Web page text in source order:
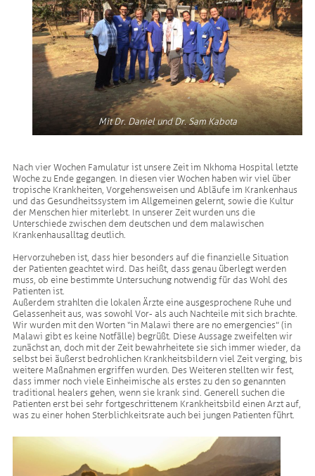
Mit Dr. Daniel und Dr. Sam Kabota
Nach vier Wochen Famulatur ist unsere Zeit im Nkhoma Hospital letzte
Woche zu Ende gegangen. In diesen vier Wochen haben wir viel über
tropische Krankheiten, Vorgehensweisen und Abläufe im Krankenhaus
und das Gesundheitssystem im Allgemeinen gelernt, sowie die Kultur
der Menschen hier miterlebt. In unserer Zeit wurden uns die
Unterschiede zwischen dem deutschen und dem malawischen
Krankenhausalltag deutlich.
Hervorzuheben ist, dass hier besonders auf die finanzielle Situation
der Patienten geachtet wird. Das heißt, dass genau überlegt werden
muss, ob eine bestimmte Untersuchung notwendig für das Wohl des
Patienten ist.
Außerdem strahlten die lokalen Ärzte eine ausgesprochene Ruhe und
Gelassenheit aus, was sowohl Vor- als auch Nachteile mit sich brachte.
Wir wurden mit den Worten “in Malawi there are no emergencies” (in
Malawi gibt es keine Notfälle) begrüßt. Diese Aussage zweifelten wir
zunächst an, doch mit der Zeit bewahrheitete sie sich immer wieder, da
selbst bei äußerst bedrohlichen Krankheitsbildern viel Zeit verging, bis
weitere Maßnahmen ergriffen wurden. Des Weiteren stellten wir fest,
dass immer noch viele Einheimische als erstes zu den so genannten
traditional healers gehen, wenn sie krank sind. Generell suchen die
Patienten erst bei sehr fortgeschrittenem Krankheitsbild einen Arzt auf,
was zu einer hohen Sterblichkeitsrate auch bei jungen Patienten führt.